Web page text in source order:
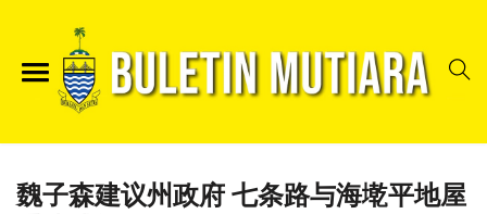
魏子森建议州政府 七条路与海墘平地屋